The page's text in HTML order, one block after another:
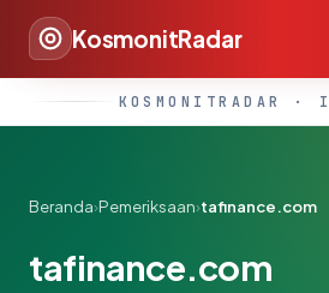
KosmonitRadar
KOSMONITRADAR ·
Beranda›Pemeriksaan›tafinance.com
tafinance.com